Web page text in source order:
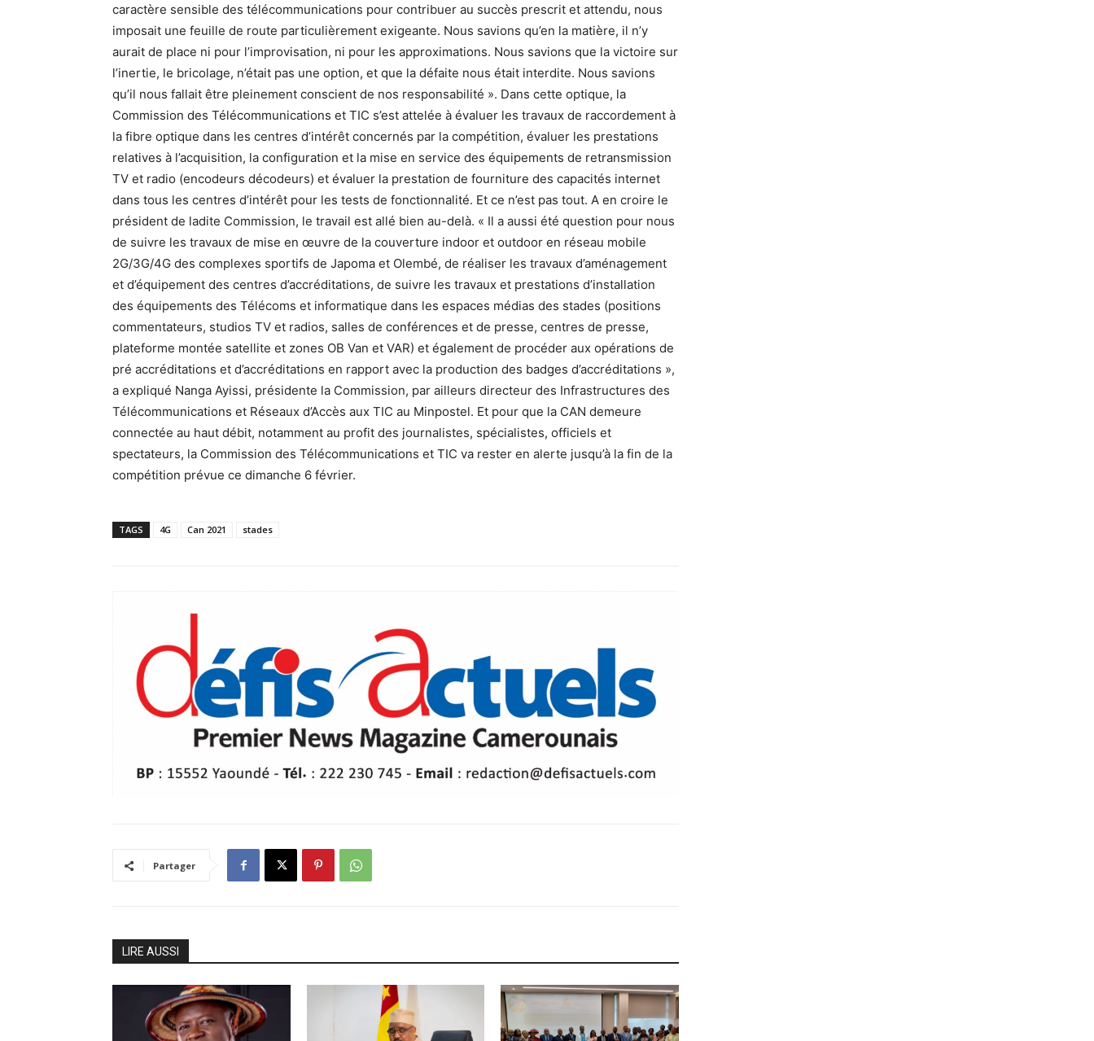
caractère sensible des télécommunications pour contribuer au succès prescrit et attendu, nous
imposait une feuille de route particulièrement exigeante. Nous savions qu’en la matière, il n’y
aurait de place ni pour l’improvisation, ni pour les approximations. Nous savions que la victoire sur
l’inertie, le bricolage, n’était pas une option, et que la défaite nous était interdite. Nous savions
qu’il nous fallait être pleinement conscient de nos responsabilité ». Dans cette optique, la
Commission des Télécommunications et TIC s’est attelée à évaluer les travaux de raccordement à
la fibre optique dans les centres d’intérêt concernés par la compétition, évaluer les prestations
relatives à l’acquisition, la configuration et la mise en service des équipements de retransmission
TV et radio (encodeurs décodeurs) et évaluer la prestation de fourniture des capacités internet
dans tous les centres d’intérêt pour les tests de fonctionnalité. Et ce n’est pas tout. A en croire le
président de ladite Commission, le travail est allé bien au-delà. « Il a aussi été question pour nous
de suivre les travaux de mise en œuvre de la couverture indoor et outdoor en réseau mobile
2G/3G/4G des complexes sportifs de Japoma et Olembé, de réaliser les travaux d’aménagement
et d’équipement des centres d’accréditations, de suivre les travaux et prestations d’installation
des équipements des Télécoms et informatique dans les espaces médias des stades (positions
commentateurs, studios TV et radios, salles de conférences et de presse, centres de presse,
plateforme montée satellite et zones OB Van et VAR) et également de procéder aux opérations de
pré accréditations et d’accréditations en rapport avec la production des badges d’accréditations »,
a expliqué Nanga Ayissi, présidente la Commission, par ailleurs directeur des Infrastructures des
Télécommunications et Réseaux d’Accès aux TIC au Minpostel. Et pour que la CAN demeure
connectée au haut débit, notamment au profit des journalistes, spécialistes, officiels et
spectateurs, la Commission des Télécommunications et TIC va rester en alerte jusqu’à la fin de la
compétition prévue ce dimanche 6 février.
TAGS 4G Can 2021 stades
Partager
LIRE AUSSI